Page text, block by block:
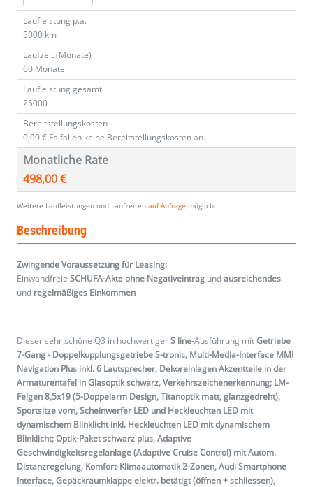
Laufleistung p.a.
5000 km
Laufzeit (Monate)
60 Monate
Laufleistung gesamt
25000
Bereitstellungskosten
0,00 € Es fallen keine Bereitstellungskosten an.
Monatliche Rate
498,00 €
Weitere Laufleistungen und Laufzeiten auf Anfrage möglich.
Beschreibung
Zwingende Voraussetzung für Leasing:
Einwandfreie SCHUFA-Akte ohne Negativeintrag undausreichendes
und regelmäßiges Einkommen
Dieser sehr schöne Q3 in hochwertigerS line-Ausführung mitGetriebe
7-Gang - Doppelkupplungsgetriebe S-tronic, Multi-Media-Interface MMI
Navigation Plus inkl. 6 Lautsprecher, Dekoreinlagen Akzentteile in der
Armaturentafel in Glasoptik schwarz, Verkehrszeichenerkennung; LM-
Felgen 8,5x19 (5-Doppelarm Design, Titanoptik matt, glanzgedreht),
Sportsitze vorn, Scheinwerfer LED und Heckleuchten LED mit
dynamischem Blinklicht inkl. Heckleuchten LED mit dynamischem
Blinklicht; Optik-Paket schwarz plus, Adaptive
Geschwindigkeitsregelanlage (Adaptive Cruise Control) mit Autom.
Distanzregelung, Komfort-Klimaautomatik 2-Zonen, Audi Smartphone
Interface, Gepäckraumklappe elektr. betätigt (öffnen + schliessen),